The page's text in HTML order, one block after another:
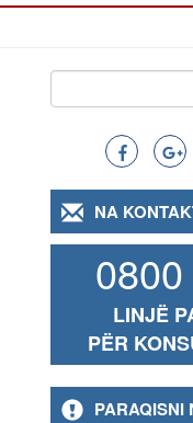
Search
Kërko
NA
LINJË
PËR
PARAQISNI